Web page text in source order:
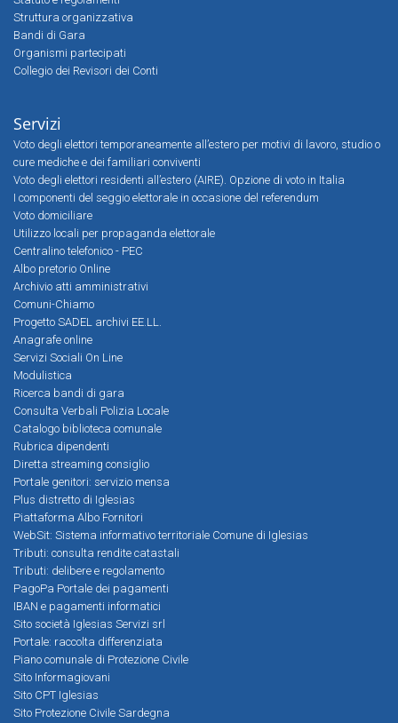
Struttura organizzativa
Bandi di Gara
Organismi partecipati
Collegio dei Revisori dei Conti
Servizi
Voto degli elettori temporaneamente all’estero per motivi di lavoro, studio o
cure mediche e dei familiari conviventi
Voto degli elettori residenti all’estero (AIRE). Opzione di voto in Italia
I componenti del seggio elettorale in occasione del referendum
Voto domiciliare
Utilizzo locali per propaganda elettorale
Centralino telefonico - PEC
Albo pretorio Online
Archivio atti amministrativi
Comuni-Chiamo
Progetto SADEL archivi EE.LL.
Anagrafe online
Servizi Sociali On Line
Modulistica
Ricerca bandi di gara
Consulta Verbali Polizia Locale
Catalogo biblioteca comunale
Rubrica dipendenti
Diretta streaming consiglio
Portale genitori: servizio mensa
Plus distretto di Iglesias
Piattaforma Albo Fornitori
WebSit: Sistema informativo territoriale Comune di Iglesias
Tributi: consulta rendite catastali
Tributi: delibere e regolamento
PagoPa Portale dei pagamenti
IBAN e pagamenti informatici
Sito società Iglesias Servizi srl
Portale: raccolta differenziata
Piano comunale di Protezione Civile
Sito Informagiovani
Sito CPT Iglesias
Sito Protezione Civile Sardegna